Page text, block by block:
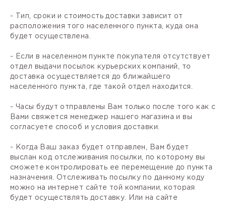
- Тип, сроки и стоимость доставки зависит от
расположения того населенного пункта, куда она
будет осуществлена.
- Если в населенном пункте покупателя отсутствует
отдел выдачи посылок курьерских компаний, то
доставка осуществляется до ближайшего
населенного пункта, где такой отдел находится.
- Часы будут отправлены Вам только после того как с
Вами свяжется менеджер нашего магазина и вы
согласуете способ и условия доставки.
- Когда Ваш заказ будет отправлен, Вам будет
выслан код отслеживания посылки, по которому вы
сможете контролировать ее перемещение до пункта
назначения. Отслеживать посылку по данному коду
можно на интернет сайте той компании, которая
будет осуществлять доставку. Или на сайте